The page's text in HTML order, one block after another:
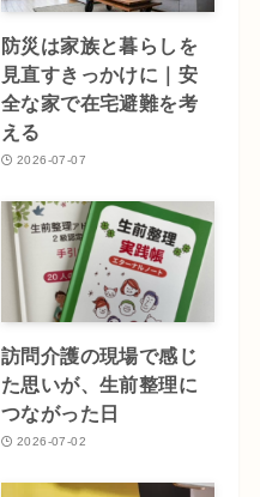
防災は家族と暮らしを
見直すきっかけに｜安
全な家で在宅避難を考
える
2026-07-07
訪問介護の現場で感じ
た思いが、生前整理に
つながった日
2026-07-02